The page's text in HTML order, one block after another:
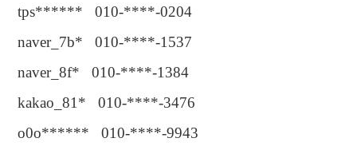
tps****** 010-****-0204
naver_7b* 010-****-1537
naver_8f* 010-****-1384
kakao_81* 010-****-3476
o0o****** 010-****-9943